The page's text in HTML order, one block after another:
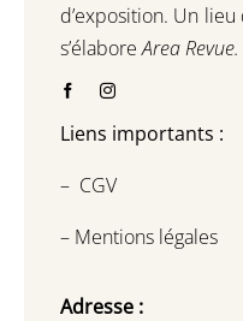
d’exposition. Un lieu
s’élaboreArea Revue.
Liens importants :
– CGV
– Mentions légales
Adresse :